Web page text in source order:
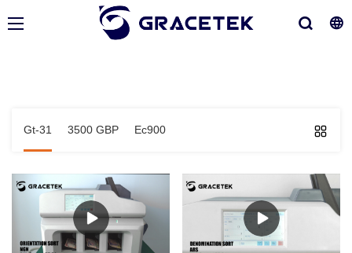
Gt-31 3500 GBP Ec900